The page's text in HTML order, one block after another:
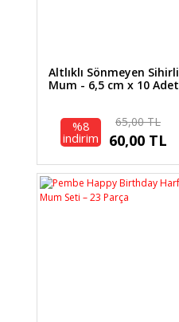
Altlıklı Sönmeyen Sihirli
Mum - 6,5 cm x 10 Adet
%8
indirim
65,00 TL
60,00 TL